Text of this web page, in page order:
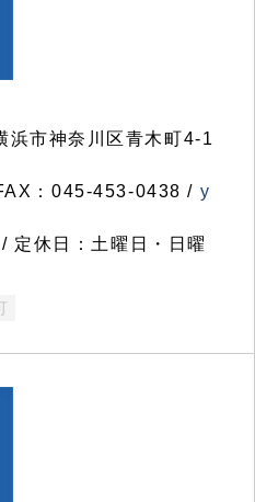
市神奈川区青木町4-1
：045-453-0438 / y
定休日：土曜日・日曜